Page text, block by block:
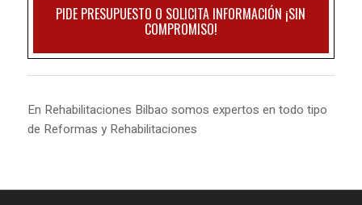
PIDE PRESUPUESTO O SOLICITA INFORMACIÓN ¡SIN
COMPROMISO!
En Rehabilitaciones Bilbao somos expertos en todo tipo
de Reformas y Rehabilitaciones